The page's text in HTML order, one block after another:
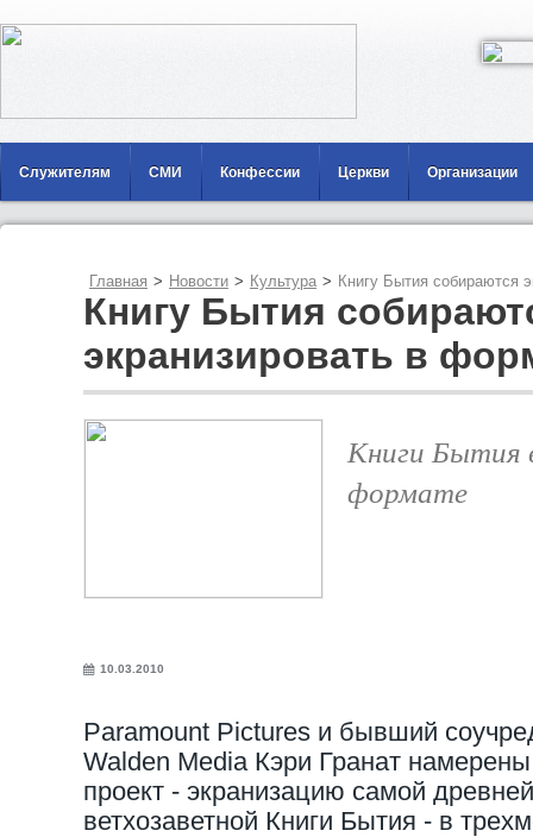
Служителям СМИ Конфессии Церкви Организации
Главная > Новости > Культура > Книгу Бытия собираются
Книгу Бытия
экранизировать в
Книги Бытия
формате
10.03.2010
Paramount Pictures и бывший
Walden Media Кэри Гранат
проект - экранизацию самой
ветхозаветной Книги Бытия - в